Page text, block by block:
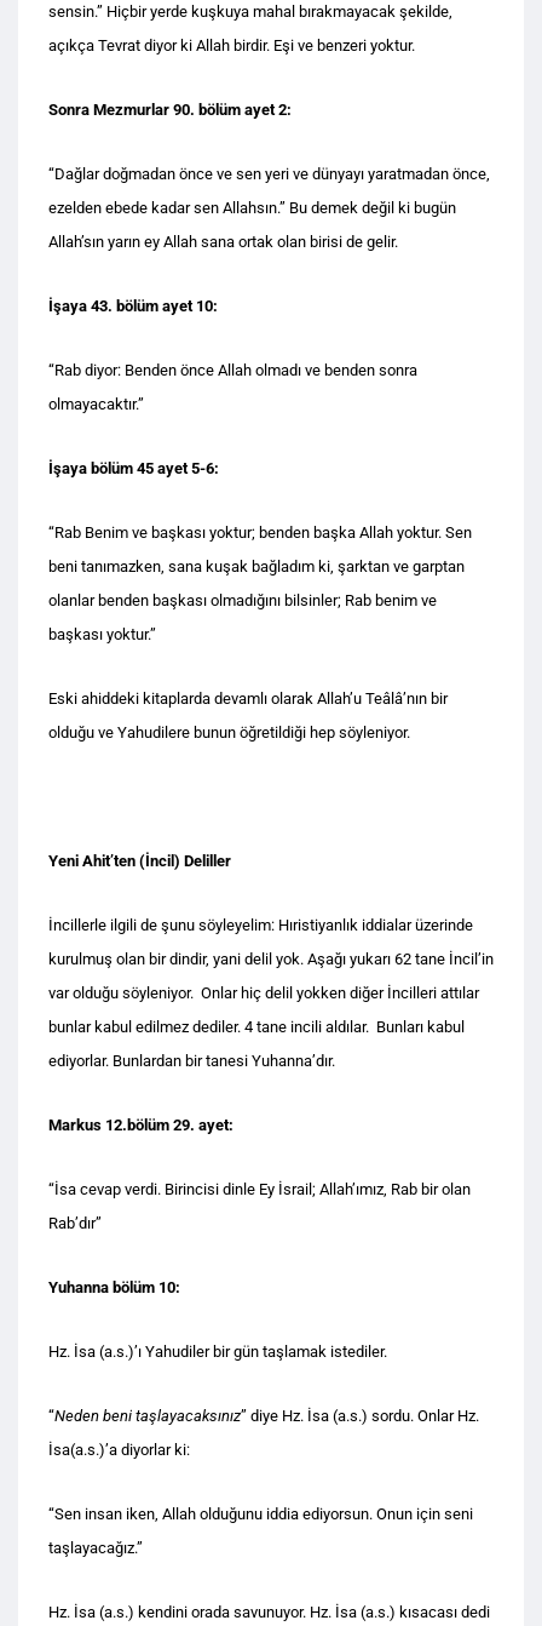
sensin.” Hiçbir yerde kuşkuya mahal bırakmayacak şekilde,
açıkça Tevrat diyor ki Allah birdir. Eşi ve benzeri yoktur.
Sonra Mezmurlar 90. bölüm ayet 2:
“Dağlar doğmadan önce ve sen yeri ve dünyayı yaratmadan önce,
ezelden ebede kadar sen Allahsın.” Bu demek değil ki bugün
Allah’sın yarın ey Allah sana ortak olan birisi de gelir.
İşaya 43. bölüm ayet 10:
“Rab diyor: Benden önce Allah olmadı ve benden sonra
olmayacaktır.”
İşaya bölüm 45 ayet 5-6:
“Rab Benim ve başkası yoktur; benden başka Allah yoktur. Sen
beni tanımazken, sana kuşak bağladım ki, şarktan ve garptan
olanlar benden başkası olmadığını bilsinler; Rab benim ve
başkası yoktur.”
Eski ahiddeki kitaplarda devamlı olarak Allah’u Teâlâ’nın bir
olduğu ve Yahudilere bunun öğretildiği hep söyleniyor.
Yeni Ahit’ten (İncil) Deliller
İncillerle ilgili de şunu söyleyelim: Hıristiyanlık iddialar üzerinde
kurulmuş olan bir dindir, yani delil yok. Aşağı yukarı 62 tane İncil’in
var olduğu söyleniyor. Onlar hiç delil yokken diğer İncilleri attılar
bunlar kabul edilmez dediler. 4 tane incili aldılar. Bunları kabul
ediyorlar. Bunlardan bir tanesi Yuhanna’dır.
Markus 12.bölüm 29. ayet:
“İsa cevap verdi. Birincisi dinle Ey İsrail; Allah’ımız, Rab bir olan
Rab’dır”
Yuhanna bölüm 10:
Hz. İsa (a.s.)’ı Yahudiler bir gün taşlamak istediler.
“Neden beni taşlayacaksınız” diye Hz. İsa (a.s.) sordu. Onlar Hz.
İsa(a.s.)’a diyorlar ki:
“Sen insan iken, Allah olduğunu iddia ediyorsun. Onun için seni
taşlayacağız.”
Hz. İsa (a.s.) kendini orada savunuyor. Hz. İsa (a.s.) kısacası dedi